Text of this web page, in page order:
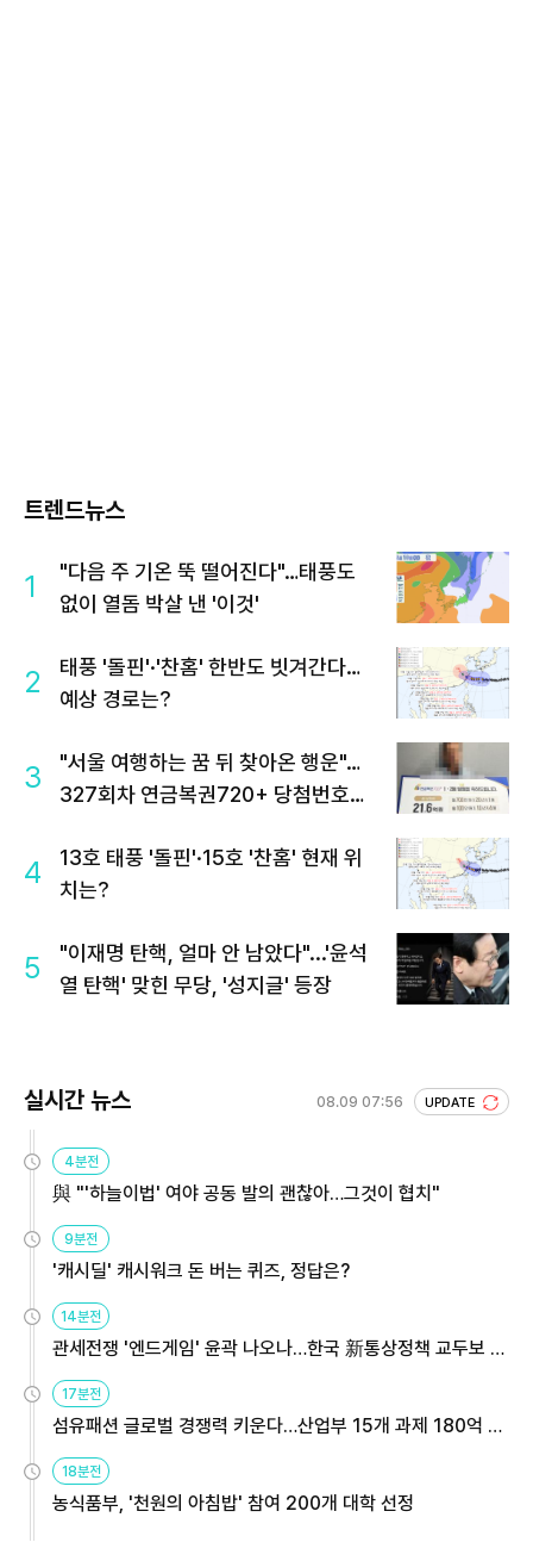
트렌드뉴스
1
"다음 주 기온 뚝 떨어진다"…태풍도
없이 열돔 박살 낸 '이것'
2
태풍 '돌핀'·'찬홈' 한반도 빗겨간다…
예상 경로는?
3
"서울 여행하는 꿈 뒤 찾아온 행운"…
327회차 연금복권720+ 당첨번호조
4
13호 태풍 '돌핀'·15호 '찬홈' 현재 위
치는?
5
"이재명 탄핵, 얼마 안 남았다"...'윤석
열 탄핵' 맞힌 무당, '성지글' 등장
실시간 뉴스 08.09 07:56 UPDATE
4분전
與 "'하늘이법' 여야 공동 발의 괜찮아…그것이 협치"
9분전
'캐시딜' 캐시워크 돈 버는 퀴즈, 정답은?
14분전
관세전쟁 '엔드게임' 윤곽 나오나…한국 新통상정책 교두보 활
용해야
17분전
섬유패션 글로벌 경쟁력 키운다…산업부 15개 과제 180억 지
원
18분전
농식품부, '천원의 아침밥' 참여 200개 대학 선정